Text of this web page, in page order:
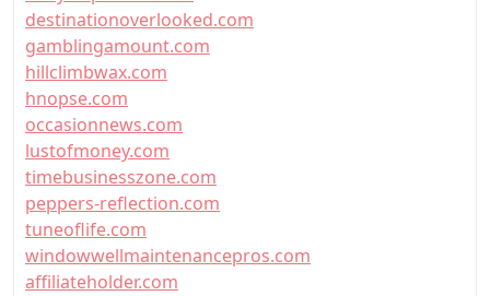
destinationoverlooked.com
gamblingamount.com
hillclimbwax.com
hnopse.com
occasionnews.com
lustofmoney.com
timebusinesszone.com
peppers-reflection.com
tuneoflife.com
windowwellmaintenancepros.com
affiliateholder.com